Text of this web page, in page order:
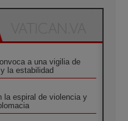
a una vigilia de
la estabilidad
la espiral de violencia y